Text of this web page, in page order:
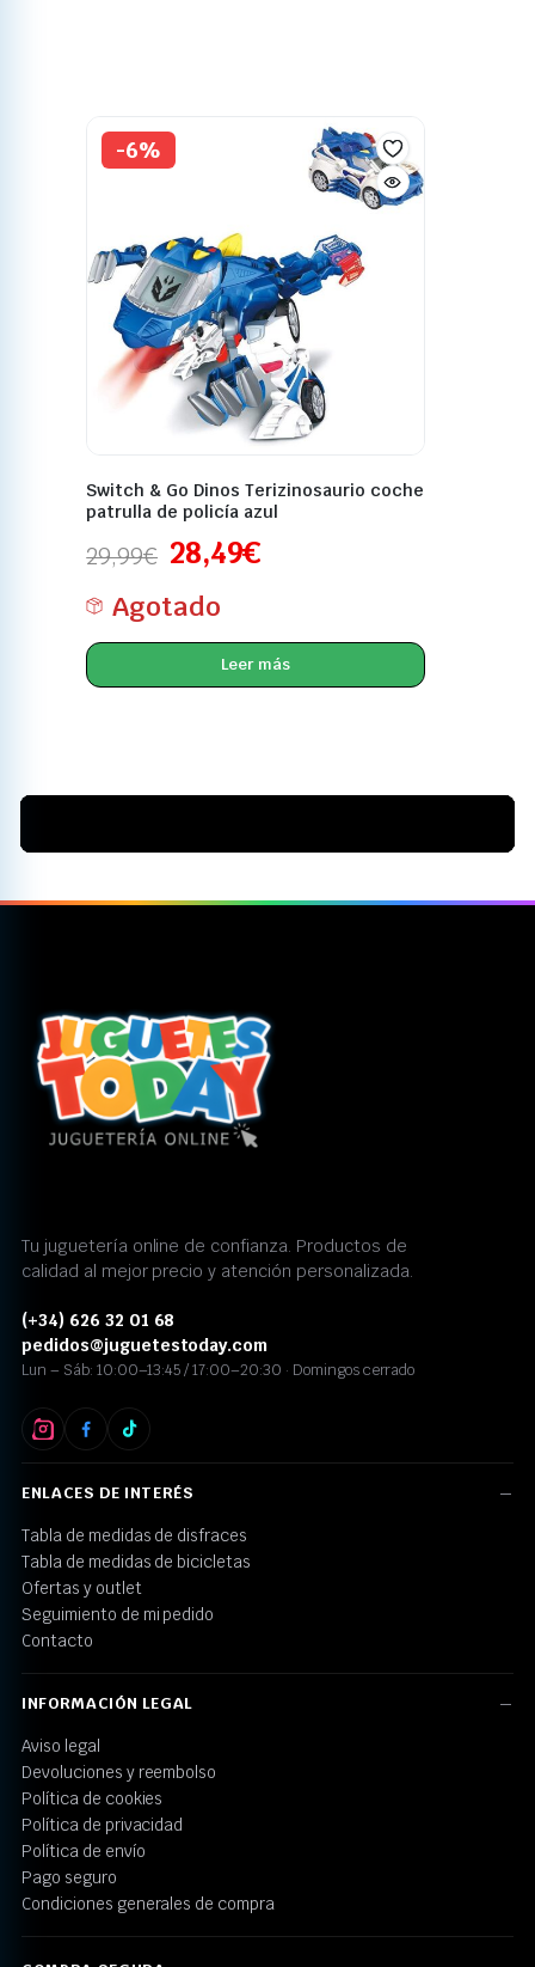
-6%
Switch & Go Dinos Terizinosaurio coche
patrulla de policía azul
29,99€ 28,49€
Agotado
Leer más
Tu juguetería online de confianza. Productos de
calidad al mejor precio y atención personalizada.
(+34) 626 32 01 68
pedidos@juguetestoday.com
Lun – Sáb: 10:00–13:45 / 17:00–20:30 · Domingos cerrado
ENLACES DE INTERÉS
Tabla de medidas de disfraces
Tabla de medidas de bicicletas
Ofertas y outlet
Seguimiento de mi pedido
Contacto
INFORMACIÓN LEGAL
Aviso legal
Devoluciones y reembolso
Política de cookies
Política de privacidad
Política de envío
Pago seguro
Condiciones generales de compra